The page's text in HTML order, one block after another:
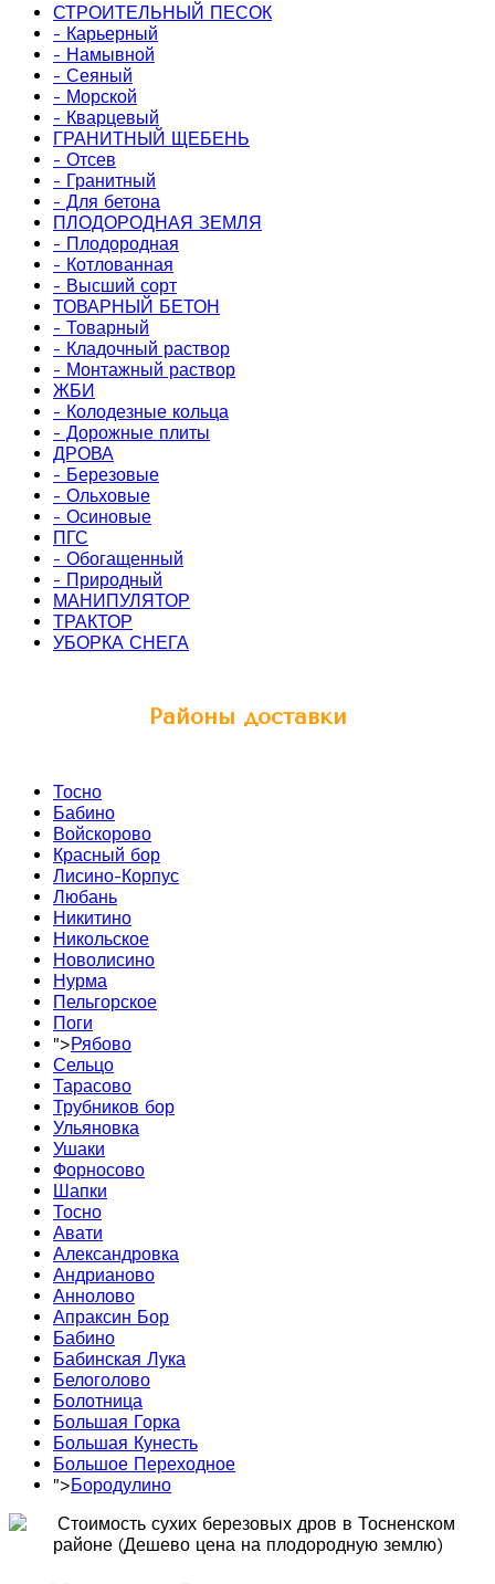
СТРОИТЕЛЬНЫЙ ПЕСОК
- Карьерный
- Намывной
- Сеяный
- Морской
- Кварцевый
ГРАНИТНЫЙ ЩЕБЕНЬ
- Отсев
- Гранитный
- Для бетона
ПЛОДОРОДНАЯ ЗЕМЛЯ
- Плодородная
- Котлованная
- Высший сорт
ТОВАРНЫЙ БЕТОН
- Товарный
- Кладочный раствор
- Монтажный раствор
ЖБИ
- Колодезные кольца
- Дорожные плиты
ДРОВА
- Березовые
- Ольховые
- Осиновые
ПГС
- Обогащенный
- Природный
МАНИПУЛЯТОР
ТРАКТОР
УБОРКА СНЕГА
Районы доставки
Тосно
Бабино
Войскорово
Красный бор
Лисино-Корпус
Любань
Никитино
Никольское
Новолисино
Нурма
Пельгорское
Поги
">Рябово
Сельцо
Тарасово
Трубников бор
Ульяновка
Ушаки
Форносово
Шапки
Тосно
Авати
Александровка
Андрианово
Аннолово
Апраксин Бор
Бабино
Бабинская Лука
Белоголово
Болотница
Большая Горка
Большая Кунесть
Большое Переходное
">Бородулино